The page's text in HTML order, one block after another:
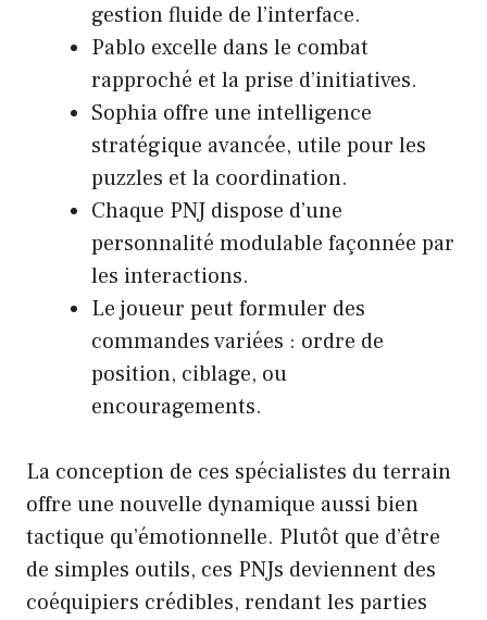
gestion fluide de l’interface.
Pablo excelle dans le combat
rapproché et la prise d’initiatives.
Sophia offre une intelligence
stratégique avancée, utile pour les
puzzles et la coordination.
Chaque PNJ dispose d’une
personnalité modulable façonnée par
les interactions.
Le joueur peut formuler des
commandes variées : ordre de
position, ciblage, ou
encouragements.
La conception de ces spécialistes du terrain
offre une nouvelle dynamique aussi bien
tactique qu’émotionnelle. Plutôt que d’être
de simples outils, ces PNJs deviennent des
coéquipiers crédibles, rendant les parties